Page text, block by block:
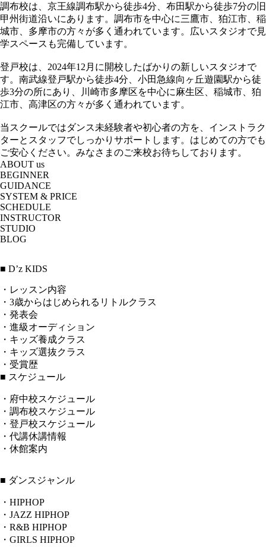
調布校は、京王線調布駅から徒歩4分、布田駅から徒歩7分の旧
甲州街道沿いにあります。調布市を中心に三鷹市、狛江市、稲
城市、多摩市の方々が多く通われています。広いスタジオで見
学スペースも完備しています。
登戸校は、2024年12月に開校したばかりの新しいスタジオで
す。南武線登戸駅から徒歩4分、小田急線向ヶ丘遊園駅から徒
歩3分の所にあり、川崎市多摩区を中心に麻生区、稲城市、狛
江市、高津区の方々が多く通われています。
当スクールではダンス未経験者や初心者の方を、インストラク
ターとスタッフでしっかりサポートします。はじめての方でも
ご安心ください。みなさまのご来校お待ちしております。
ABOUT us
BEGINNER
GUIDANCE
SYSTEM & PRICE
SCHEDULE
INSTRUCTOR
STUDIO
BLOG
■ D’z KIDS
・レッスン内容
・3歳からはじめられるリトルクラス
・発表会
・進級オーディション
・キッズ養成クラス
・キッズ選抜クラス
・受賞歴
■ スケジュール
・府中校スケジュール
・調布校スケジュール
・登戸校スケジュール
・代講休講情報
・休館案内
■ ダンスジャンル
・HIPHOP
・JAZZ HIPHOP
・R&B HIPHOP
・GIRLS HIPHOP